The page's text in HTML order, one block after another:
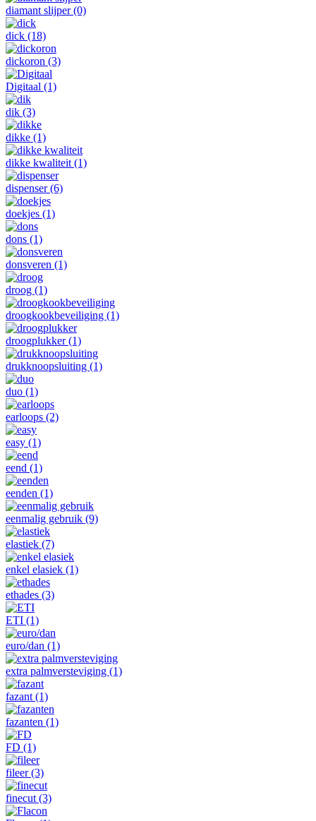
diamant slijper(0)
dick (18)
dickoron (3)
Digitaal (1)
dik (3)
dikke (1)
dikke kwaliteit (1)
dispenser(6)
doekjes (1)
dons (1)
donsveren (1)
droog (1)
droogkookbeveiliging (1)
droogplukker(1)
drukknoopsluiting (1)
duo (1)
earloops (2)
easy (1)
eend (1)
eenden (1)
eenmalig gebruik (9)
elastiek (7)
enkel elasiek (1)
ethades (3)
ETI (1)
euro/dan (1)
extra palmversteviging (1)
fazant (1)
fazanten (1)
FD (1)
fileer(3)
finecut (3)